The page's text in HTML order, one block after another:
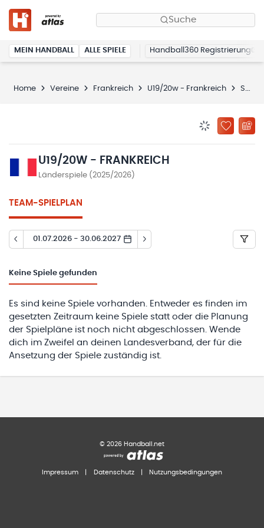
Suche
MEIN HANDBALL ALLE SPIELE Handball360 Registrierung
Home Vereine Frankreich U19/20w - Frankreich Spielplan
ZU
U19/20W - FRANKREICH
Länderspiele (2025/2026)
TEAM-SPIELPLAN
01.07.2026 - 30.06.2027
Keine Spiele gefunden
Es sind keine Spiele vorhanden. Entweder es finden im
gesetzten Zeitraum keine Spiele statt oder die Planung
der Spielpläne ist noch nicht abgeschlossen. Wende
dich im Zweifel an deinen Landesverband, der für die
Ansetzung der Spiele zuständig ist.
© 2026 Handball.net
Impressum Datenschutz Nutzungsbedingungen